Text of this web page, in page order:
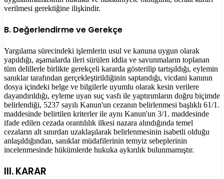
verilmesi gerektiğine ilişkindir.
B. Değerlendirme ve Gerekçe
Yargılama sürecindeki işlemlerin usul ve kanuna uygun olarak
yapıldığı, aşamalarda ileri sürülen iddia ve savunmaların toplanan
tüm delillerle birlikte gerekçeli kararda gösterilip tartışıldığı, eylemin
sanıklar tarafından gerçekleştirildiğinin saptandığı, vicdani kanının
dosya içindeki belge ve bilgilerle uyumlu olarak kesin verilere
dayandırıldığı, eyleme uyan suç vasfı ile yaptırımların doğru biçimde
belirlendiği, 5237 sayılı Kanun'un cezanın belirlenmesi başlıklı 61/1.
maddesinde belirtilen kriterler ile aynı Kanun'un 3/1. maddesinde
ifade edilen cezada orantılılık ilkesi nazara alındığında temel
cezaların alt sınırdan uzaklaşılarak belirlenmesinin isabetli olduğu
anlaşıldığından, sanıklar müdafilerinin temyiz sebeplerinin
incelenmesinde hükümlerde hukuka aykırılık bulunmamıştır.
III. KARAR